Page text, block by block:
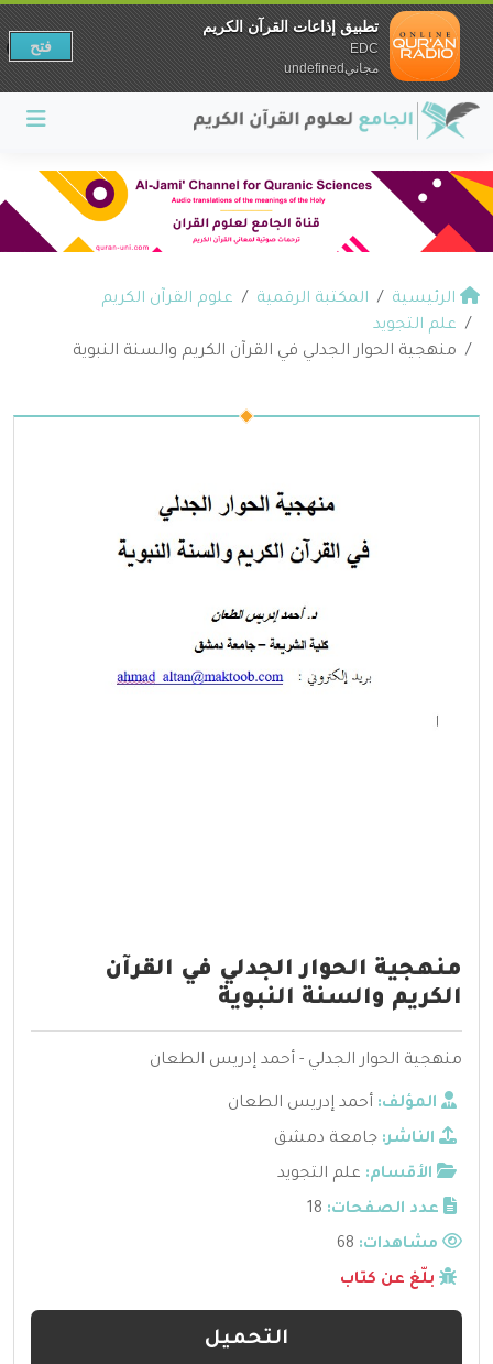
الرئيسية المكتبة الرقمية
علوم القرآن الكريم
علم التجويد
منهجية الحوار الجدلي في القرآن الكريم والسنة النبوية
منهجية الحوار الجدلي في القرآن
الكريم والسنة النبوية
منهجية الحوار الجدلي - أحمد إدريس الطعان
المؤلف: أحمد إدريس الطعان
الناشر: جامعة دمشق
الأقسام: علم التجويد
عدد الصفحات: 18
مشاهدات:
بلّغ عن كتاب
التحميل
تطبيق إذاعات القرآن الكريم
EDC
مجانيundefined
فتح